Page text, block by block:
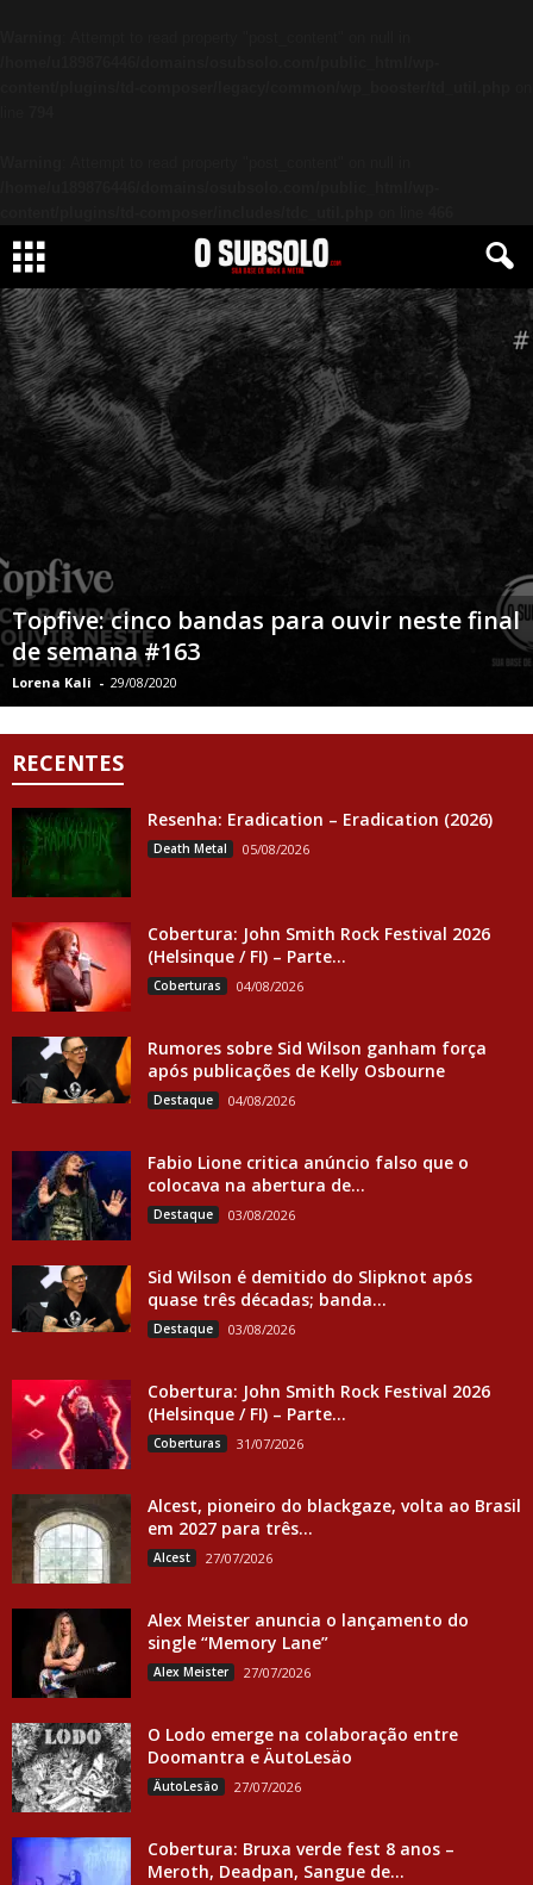
Topfive: cinco bandas para ouvir neste final
de semana #163
Lorena Kali - 29/08/2020
RECENTES
Resenha: Eradication – Eradication (2026)
Death Metal 05/08/2026
Cobertura: John Smith Rock Festival 2026
(Helsinque / FI) – Parte...
Coberturas 04/08/2026
Rumores sobre Sid Wilson ganham força
após publicações de Kelly Osbourne
Destaque 04/08/2026
Fabio Lione critica anúncio falso que o
colocava na abertura de...
Destaque 03/08/2026
Sid Wilson é demitido do Slipknot após
quase três décadas; banda...
Destaque 03/08/2026
Cobertura: John Smith Rock Festival 2026
(Helsinque / FI) – Parte...
Coberturas 31/07/2026
Alcest, pioneiro do blackgaze, volta ao Brasil
em 2027 para três...
Alcest 27/07/2026
Alex Meister anuncia o lançamento do
single “Memory Lane”
Alex Meister 27/07/2026
O Lodo emerge na colaboração entre
Doomantra e ÄutoLesäo
ÄutoLesäo 27/07/2026
Cobertura: Bruxa verde fest 8 anos –
Meroth, Deadpan, Sangue de...